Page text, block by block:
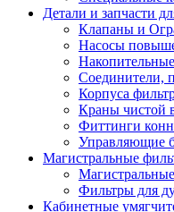
Детали и запчасти
Клапаны и
Насосы
Соединители,
Корпуса
Краны чистой
Фиттинги
Управляющие
Магистральные
Фильтры для
Кабинетные